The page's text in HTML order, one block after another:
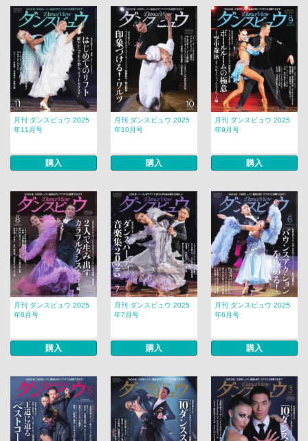
月刊 ダンスビュウ 2025
年11月号
購入
月刊 ダンスビュウ 2025
年10月号
購入
月刊 ダンスビュウ 2025
年9月号
購入
月刊 ダンスビュウ 2025
年8月号
購入
月刊 ダンスビュウ 2025
年7月号
購入
月刊 ダンスビュウ 2025
年6月号
購入